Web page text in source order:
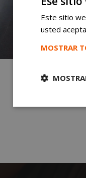
Este sitio
usted
MOSTRAR